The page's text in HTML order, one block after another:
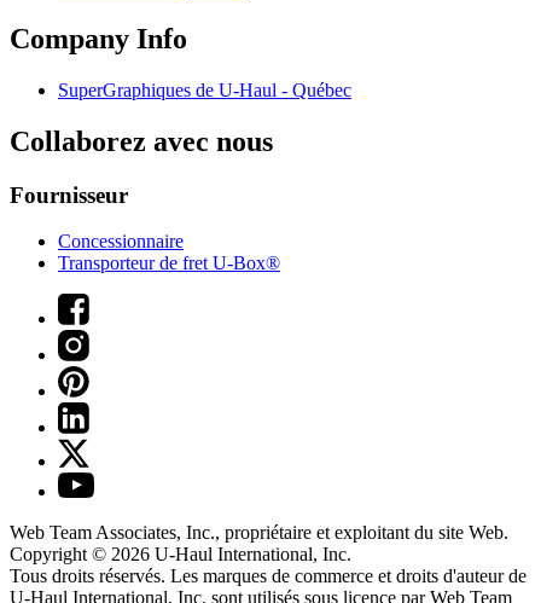
Company Info
SuperGraphiques de U-Haul - Québec
Collaborez avec nous
Fournisseur
Concessionnaire
Transporteur de fret U-Box®
Web Team Associates, Inc., propriétaire et exploitant du site Web.
Copyright © 2026 U-Haul International, Inc.
Tous droits réservés. Les marques de commerce et droits d'auteur de
U-Haul International, Inc. sont utilisés sous licence par Web Team